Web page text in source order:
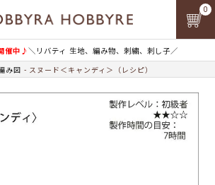
催中♪＼リバティ 生地、編み物、刺繍、刺し子／
0
み図 スヌード＜キャンディ＞（レシピ）